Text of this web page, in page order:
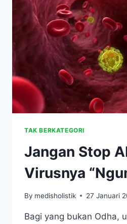
TAK BERKATEGORI
Jangan Stop
Virusnya
By medisholistik 27 Januari
Bagi yang bukan Odha,